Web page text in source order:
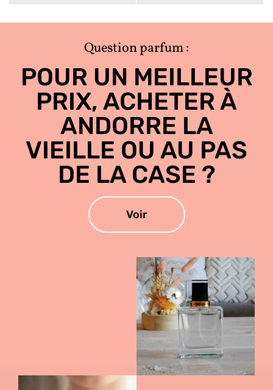
Question parfum :
POUR UN MEILLEUR
PRIX, ACHETER À
ANDORRE LA
VIEILLE OU AU PAS
DE LA CASE ?
Voir